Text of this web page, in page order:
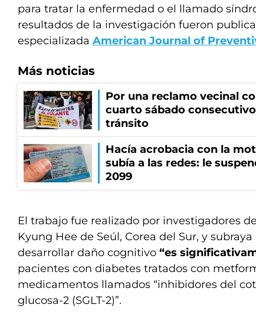
para tratar la enfermedad o el llamado
resultados de la investigación fueron
especializada American Journal of
Más noticias
Por una reclamo vecinal
cuarto sábado
tránsito
Hacía acrobacia con la
subía a las redes: le
2099
El trabajo fue realizado por investigadores
Kyung Hee de Seúl, Corea del Sur, y
desarrollar daño cognitivo “es
pacientes con diabetes tratados con
medicamentos llamados “inhibidores del
glucosa-2 (SGLT-2)”.